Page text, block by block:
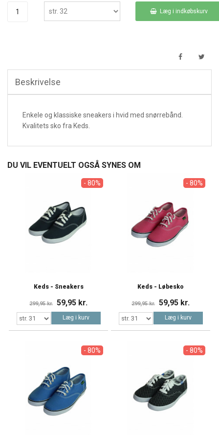
Læg i indkøbskurv
Beskrivelse
Enkele og klassiske sneakers i hvid med snørrebånd.
Kvalitets sko fra Keds.
DU VIL EVENTUELT OGSÅ SYNES OM
- 80%
Keds - Sneakers
299,95 kr. 59,95 kr.
Læg i kurv
- 80%
Keds - Løbesko
299,95 kr. 59,95 kr.
Læg i kurv
- 80% - 80%